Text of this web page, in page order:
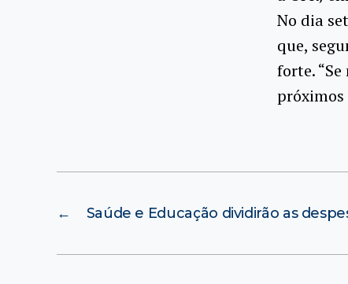
No dia
que,
forte.
próximos
← Saúde e Educação dividirão as